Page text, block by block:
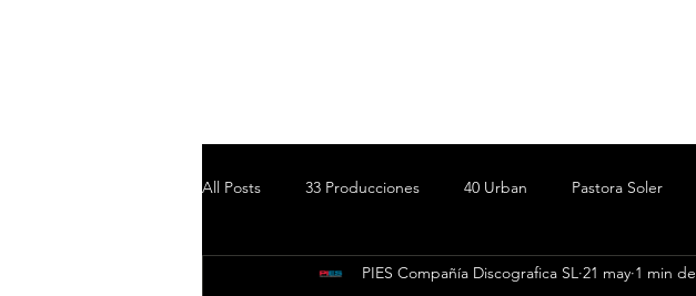
All Posts 33 Producciones 40 Urban Pastora Soler
Sweet California Aysha Bertín Osborne Bizarrap
PIES Compañía Discografica SL 21 may 1 min